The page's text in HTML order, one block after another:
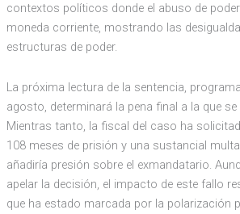
contextos políticos donde el abuso de
moneda corriente, mostrando las
estructuras de poder.
La próxima lectura de la sentencia,
agosto, determinará la pena final a la que se
Mientras tanto, la fiscal del caso ha
108 meses de prisión y una sustancial
añadiría presión sobre el exmandatario.
apelar la decisión, el impacto de este fallo
que ha estado marcada por la polarización